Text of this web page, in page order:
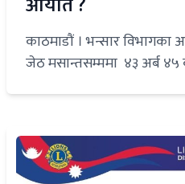
काठमाडौं । भन्सार विभागका
जेठ मसान्तसम्ममा ४३ अर्ब